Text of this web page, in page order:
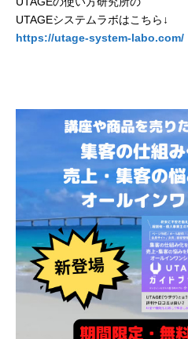
UTAGEシステムラボはこちら↓
https://utage-system-labo.com/